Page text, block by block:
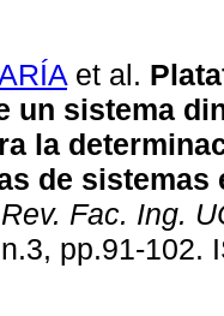
et al.
un sistema
la
de sistemas
Rev. Fac. Ing.
pp.91-102.